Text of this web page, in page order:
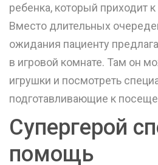
ребенка, который приходит к
Вместо длительных
ожидания пациенту
в игровой комнате. Там он
игрушки и посмотреть
подготавливающие к
Супергерой
помощь